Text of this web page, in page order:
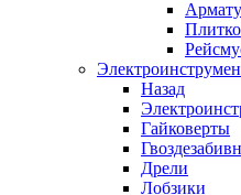
Назад
Гайковерты
Дрели
Лобзики